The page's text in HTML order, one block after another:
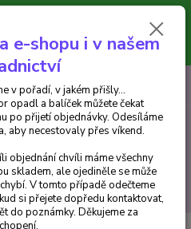
z e-shopu je 300 Kč.
opadl a balíček můžete čekat
po přijetí objednávky. Objednávky
v jakém přišly...
Menu
Hledat
e-shopu i v našem
v pořadí, v jakém přišly...
opadl a balíček můžete čekat
po přijetí objednávky. Odesíláme
aby necestovaly přes víkend.
objednání chvíli máme všechny
skladem, ale ojediněle se může
V tomto případě odečteme
si přejete dopředu kontaktovat,
do poznámky. Děkujeme za